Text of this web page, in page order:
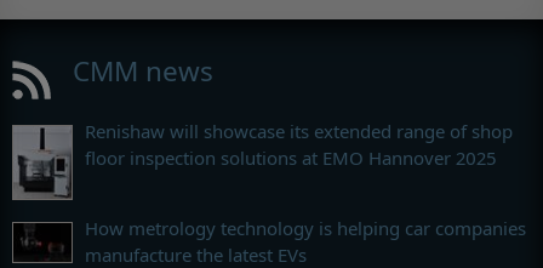
CMM news
Renishaw will showcase its extended range of shop
floor inspection solutions at EMO Hannover 2025
How metrology technology is helping car companies
manufacture the latest EVs